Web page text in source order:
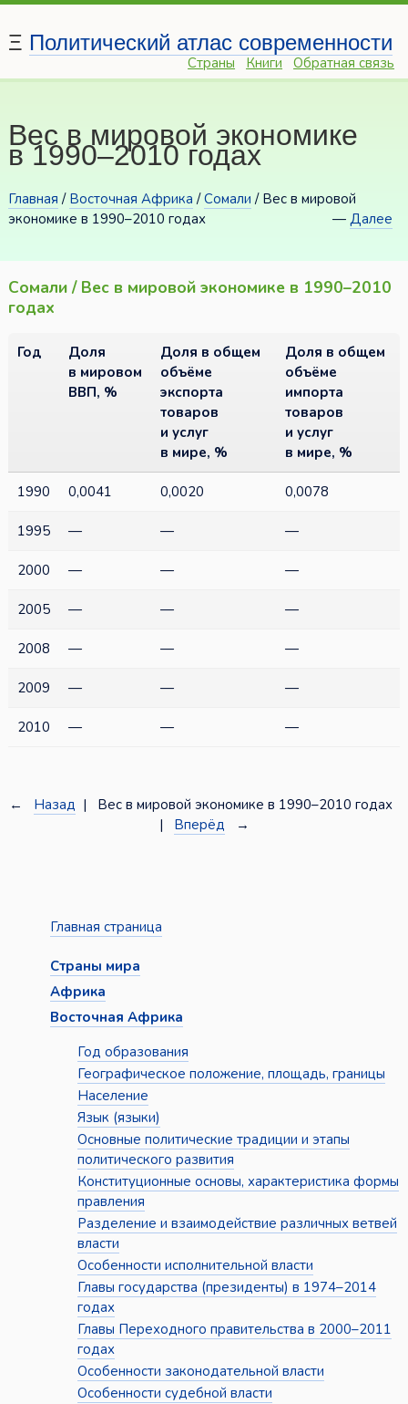
Ξ Политический атлас современности
Страны Книги Обратная связь
Вес в мировой экономике
в 1990–2010 годах
Главная / Восточная Африка /Сомали / Вес в мировой
экономике в 1990–2010 годах
—Далее
Сомали / Вес в мировой экономике в 1990–2010
годах
Год
Доля
в мировом
ВВП, %
Доля в общем
объёме
экспорта
товаров
и услуг
в мире, %
Доля в общем
объёме
импорта
товаров
и услуг
в мире, %
1990 0,0041 0,0020 0,0078
1995 — — —
2000 — — —
2005 — — —
2008 — — —
2009 — — —
2010 — — —
← Назад | Вес в мировой экономике в 1990–2010 годах
| Вперёд →
Главная страница
Страны мира
Африка
Восточная Африка
Год образования
Географическое положение, площадь, границы
Население
Язык (языки)
Основные политические традиции и этапы
политического развития
Конституционные основы, характеристика формы
правления
Разделение и взаимодействие различных ветвей
власти
Особенности исполнительной власти
Главы государства (президенты) в 1974–2014
годах
Главы Переходного правительства в 2000–2011
годах
Особенности законодательной власти
Особенности судебной власти